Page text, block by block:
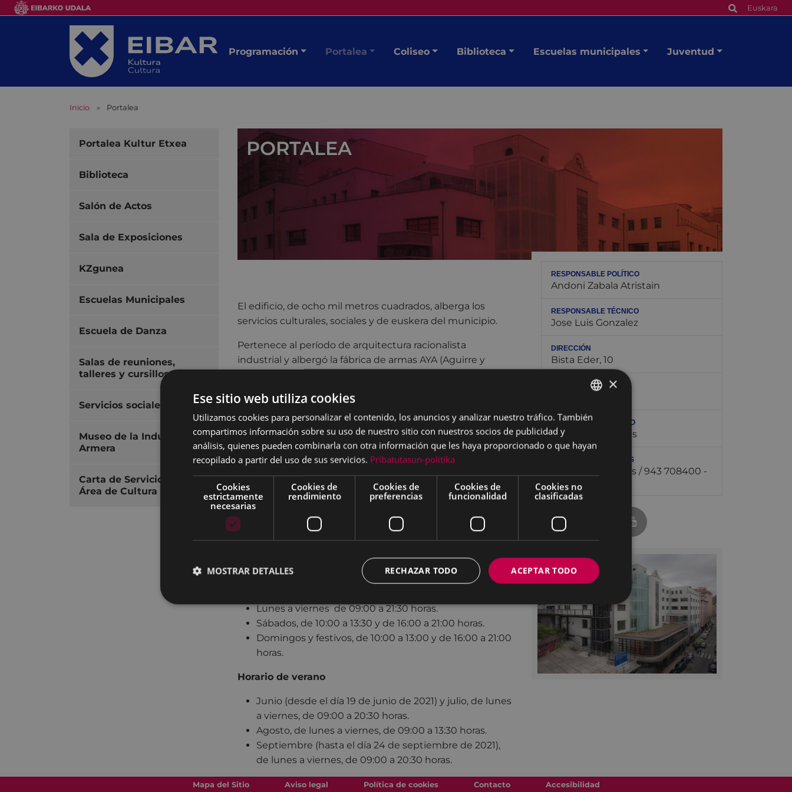
Euskara
Programación Portalea Coliseo Biblioteca Escuelas municipales Juventud
Inicio Portalea
PORTALEA
El edificio, de ocho mil metros cuadrados, alberga los
servicios culturales, sociales y de euskera del municipio.
Pertenece al período de arquitectura racionalista
industrial y albergó la fábrica de armas AYA (Aguirre y
arquitectos José Manuel Muñagorri, Javier Marquet y Luis
Mª Zulaica.
Cultura: Biblioteca Juan San Martín, Sala de Exposiciones,
Salón de Actos, salas de reuniones, sala de danza, talleres
(cocina, fotografía, grabado, manualidades), Escuela de
Dibujo, Escuela de Cerámica, Escuela de Música Juan
Bautista Gisasola y Museo de la Industria Armera.
Euskera: Euskaltegi Municipal.
Lunes a viernes de 09:00 a 21:30 horas.
Sábados, de 10:00 a 13:30 y de 16:00 a 21:00 horas.
Domingos y festivos, de 10:00 a 13:00 y de 16:00 a 21:00
horas.
Horario de verano
Junio (desde el día 19 de junio de 2021) y julio, de lunes
a viernes, de 09:00 a 20:30 horas.
Agosto, de lunes a viernes, de 09:00 a 13:30 horas.
Septiembre (hasta el día 24 de septiembre de 2021),
de lunes a viernes, de 09:00 a 20:30 horas.
RESPONSABLE POLÍTICO
Andoni Zabala Atristain
RESPONSABLE TÉCNICO
Jose Luis Gonzalez
DIRECCIÓN
Bista Eder, 10
CORREO ELECTRÓNICO
kultura@eibar.eus
ALQUILER DE LOCALES
pegora@eibar.eus / 943 708400 -
010
Portalea Kultur Etxea
Biblioteca
Salón de Actos
Sala de Exposiciones
KZgunea
Escuelas Municipales
Escuela de Danza
Salas de reuniones,
talleres y cursillos
Servicios sociales
Museo de la Industria
Armera
Carta de Servicios del
Área de Cultura
Mapa del Sitio Aviso legal Política de cookies Contacto Accesibilidad
BASQUE
×
Ese sitio web utiliza cookies
Utilizamos cookies para personalizar el contenido, los anuncios y analizar nuestro tráfico. También
compartimos información sobre su uso de nuestro sitio con nuestros socios de publicidad y
análisis, quienes pueden combinarla con otra información que les haya proporcionado o que hayan
recopilado a partir del uso de sus servicios. Pribatutasun-politika
Cookies
estrictamente
necesarias
Cookies de
rendimiento
Cookies de
preferencias
Cookies de
funcionalidad
Cookies no
clasificadas
ACEPTAR TODO
RECHAZAR TODO
MOSTRAR DETALLES